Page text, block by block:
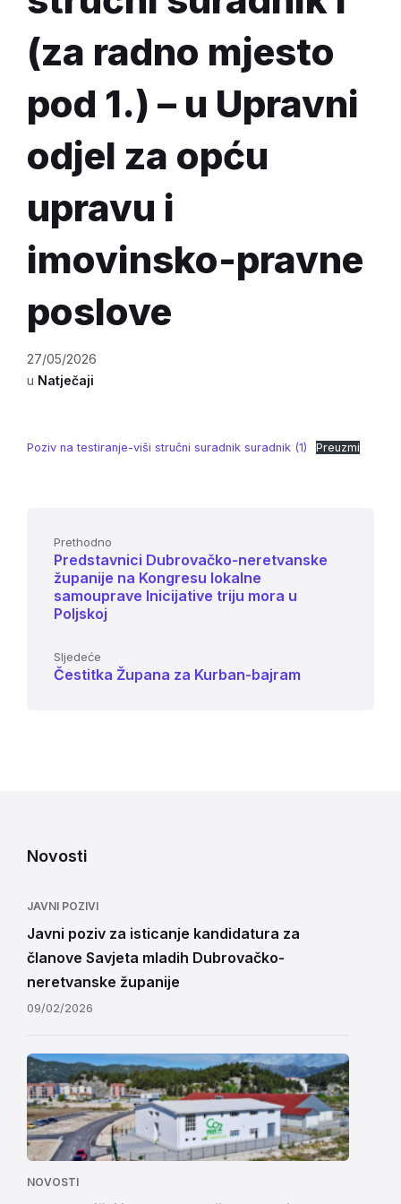
(za radno mjesto
pod 1.) – u Upravni
odjel za opću
upravu i
imovinsko-pravne
poslove
27/05/2026
u Natječaji
Poziv na testiranje-viši stručni suradnik suradnik (1) Preuzmi
Prethodno
Predstavnici Dubrovačko-neretvanske
županije na Kongresu lokalne
samouprave Inicijative triju mora u
Poljskoj
Sljedeće
Čestitka Župana za Kurban-bajram
Novosti
JAVNI POZIVI
Javni poziv za isticanje kandidatura za
članove Savjeta mladih Dubrovačko-
neretvanske županije
09/02/2026
NOVOSTI